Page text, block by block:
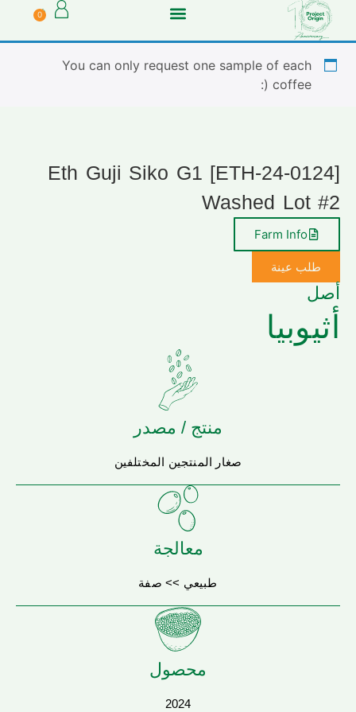
0
You can only request one sample of each
coffee (:
[ETH-24-0124] Eth Guji Siko G1
Washed Lot #2
Farm Info
طلب عينة
أصل
أثيوبيا
منتج / مصدر
صغار المنتجين المختلفين
معالجة
طبيعي >> صفة
محصول
2024